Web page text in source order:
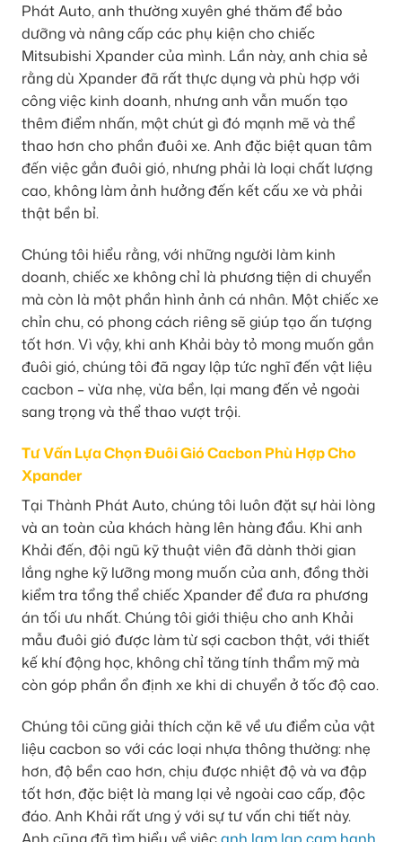
Phát Auto, anh thường xuyên ghé thăm để bảo
dưỡng và nâng cấp các phụ kiện cho chiếc
Mitsubishi Xpander của mình. Lần này, anh chia sẻ
rằng dù Xpander đã rất thực dụng và phù hợp với
công việc kinh doanh, nhưng anh vẫn muốn tạo
thêm điểm nhấn, một chút gì đó mạnh mẽ và thể
thao hơn cho phần đuôi xe. Anh đặc biệt quan tâm
đến việc gắn đuôi gió, nhưng phải là loại chất lượng
cao, không làm ảnh hưởng đến kết cấu xe và phải
thật bền bỉ.
Chúng tôi hiểu rằng, với những người làm kinh
doanh, chiếc xe không chỉ là phương tiện di chuyển
mà còn là một phần hình ảnh cá nhân. Một chiếc xe
chỉn chu, có phong cách riêng sẽ giúp tạo ấn tượng
tốt hơn. Vì vậy, khi anh Khải bày tỏ mong muốn gắn
đuôi gió, chúng tôi đã ngay lập tức nghĩ đến vật liệu
cacbon – vừa nhẹ, vừa bền, lại mang đến vẻ ngoài
sang trọng và thể thao vượt trội.
Tư Vấn Lựa Chọn Đuôi Gió Cacbon Phù Hợp Cho
Xpander
Tại Thành Phát Auto, chúng tôi luôn đặt sự hài lòng
và an toàn của khách hàng lên hàng đầu. Khi anh
Khải đến, đội ngũ kỹ thuật viên đã dành thời gian
lắng nghe kỹ lưỡng mong muốn của anh, đồng thời
kiểm tra tổng thể chiếc Xpander để đưa ra phương
án tối ưu nhất. Chúng tôi giới thiệu cho anh Khải
mẫu đuôi gió được làm từ sợi cacbon thật, với thiết
kế khí động học, không chỉ tăng tính thẩm mỹ mà
còn góp phần ổn định xe khi di chuyển ở tốc độ cao.
Chúng tôi cũng giải thích cặn kẽ về ưu điểm của vật
liệu cacbon so với các loại nhựa thông thường: nhẹ
hơn, độ bền cao hơn, chịu được nhiệt độ và va đập
tốt hơn, đặc biệt là mang lại vẻ ngoài cao cấp, độc
đáo. Anh Khải rất ưng ý với sự tư vấn chi tiết này.
Anh cũng đã tìm hiểu về việcanh lam lap cam hanh